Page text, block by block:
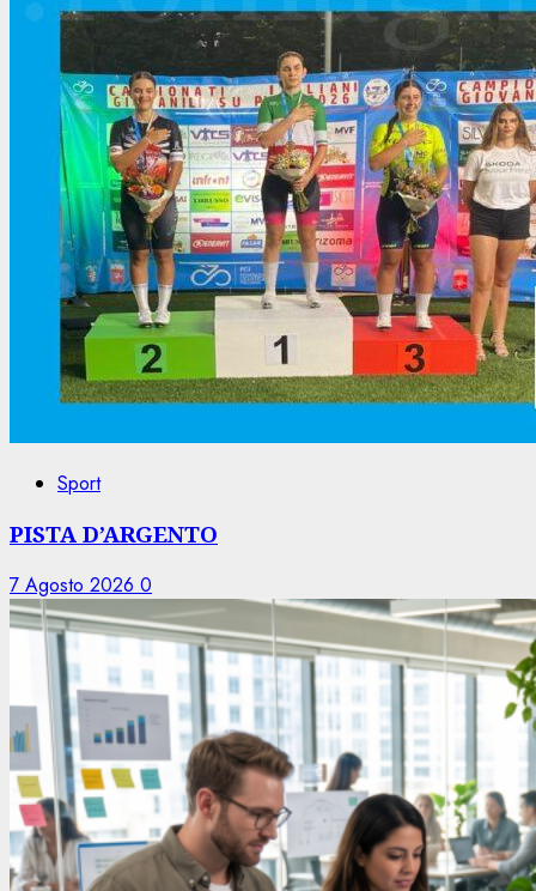
Sport
PISTA D’ARGENTO
7 Agosto 2026 0